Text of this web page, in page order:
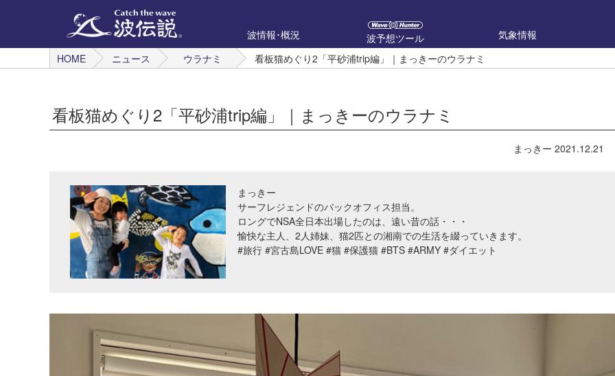
波情報･概況 波予想ツール
気象情報
HOME
ニュース ウラナミ 看板猫めぐり2「平砂浦trip編」｜まっきーのウラナミ
看板猫めぐり2「平砂浦trip編」｜まっきーのウラナミ
まっきー 2021.12.21
まっきー
サーフレジェンドのバックオフィス担当。
ロングでNSA全日本出場したのは、遠い昔の話・・・
愉快な主人、2人姉妹、猫2匹との湘南での生活を綴っていきます。
#旅行 #宮古島LOVE #猫 #保護猫 #BTS #ARMY #ダイエット